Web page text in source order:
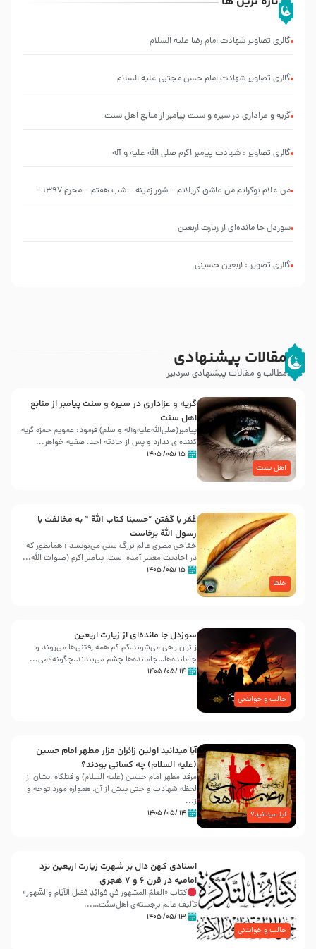
گالری تصاویر شهادت امام رضا علیه السلام
گالری تصاویر شهادت امام حسن مجتبی علیه السلام
گریه و عزاداری در سیره و سنت پیامبر از منابع اهل سنت
گالری تصاویر : شهادت پیامبر اکرم صلی الله علیه و آله
من غلام نوکراتم من عاشق کربلاتم – شور زمینه – شب هفتم – محرم 1397 –
سوزدل جا مانده‌ای از زیارت اربعین
گالری تصویر : اربعین حسینی
مقالات پیشنهادی
مطالب و مقالات پیشنهادی سردبیر
اهل سنت
گریه و عزاداری در سیره و سنت پیامبر از منابع
اهل سنت
پیامبر(صلی‌الله‌علیه‌وآله و سلم) فرمود: عمویم حمزه گریه
کننده‌ای ندارد و پس از حادثه احد، صفیه خواهر...
۱۵ /۰۵/ ۱۴۰۵
خلفا
عُمَر با گفتن “حسبنا كتاب اللّه ” به مخالفت با
رسول اللّه برخاست
خفاجی مصری عالم بزرگ سنی می‌نویسد : همانطور که
در احادیث معتبر آمده است، پیامبر اکرم (صلوات اللّه...
۱۵ /۰۵/ ۱۴۰۵
جالب و خواندنی
سوزدل جا مانده‌ای از زیارت اربعین
زائران راهی می‌شوند،کم‌ کم همه رفتنی‌ها می‌روند و
جامانده‌ها…جامانده‌ها چشم می‌بندند.چگونه؟می‌...
۱۴ /۰۵/ ۱۴۰۵
آیا میدانید؟
آیا میدانید اولین زائران مزار مطهر امام حسین
(علیه السلام) چه کسانی بودند؟
مرقد مطهر امام حسین (علیه السلام) و قتلگاه ایشان از
لحظه شهادت و حتی پیش از آن، همواره مورد توجه و
ز...
۱۴ /۰۵/ ۱۴۰۵
جالب و خواندنی
اسنادی کهن دال بر شهرت زیارت اربعین نزد
امامیه در قرن ۶ و ۷ هجری
کتاب «العَلَمُ المَشهور في فَوائِدِ فَضلِ الأيّامِ وَالشُّهورِ»
تألیف عالم برجسته‌ی اهل‌سنّت…...
۱۳ /۰۵/ ۱۴۰۵